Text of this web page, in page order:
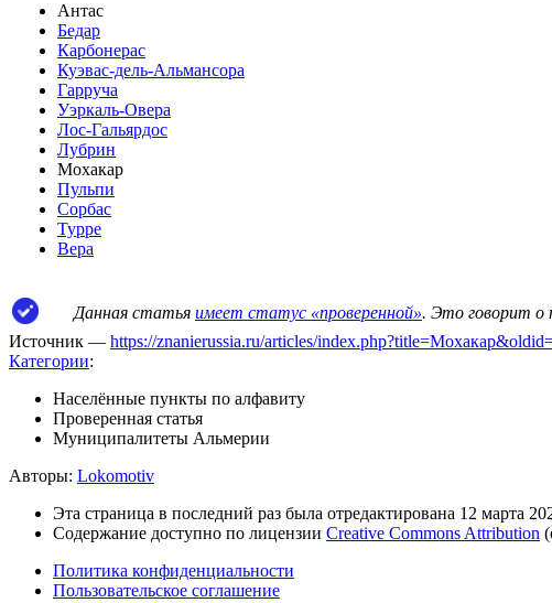
Антас
Бедар
Карбонерас
Куэвас-дель-Альмансора
Гарруча
Уэркаль-Овера
Лос-Гальярдос
Лубрин
Мохакар
Пульпи
Сорбас
Турре
Вера
Данная статья имеет статус «проверенной». Это говорит о
Источник — https://znanierussia.ru/articles/
Категории:
Населённые пункты по алфавиту
Проверенная статья
Муниципалитеты Альмерии
Авторы: Lokomotiv
Эта страница в последний раз была отредактирована 12 марта
Содержание доступно по лицензии Creative Commons Attribution
Политика конфиденциальности
Пользовательское соглашение